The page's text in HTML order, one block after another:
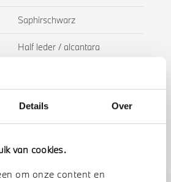
Details Over
van cookies.
om onze content en
Saphirschwarz
Half leder / alcantara